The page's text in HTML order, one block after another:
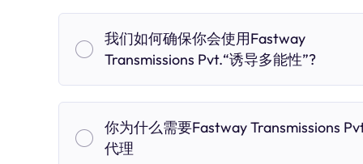
我们如何确保你会使用Fastway
Transmissions Pvt.“诱导多能性”?
你为什么需要Fastway Transmissions
代理